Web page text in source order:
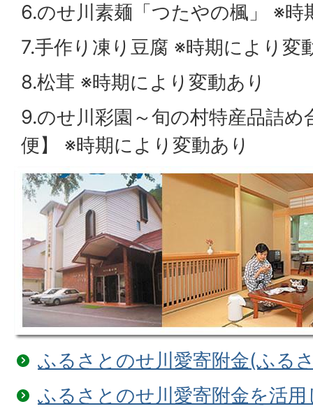
6.のせ川素麺「つたやの楓」 ※時
7.手作り凍り豆腐 ※時期により変
8.松茸 ※時期により変動あり
9.のせ川彩園～旬の村特産品詰
便】 ※時期により変動あり
ふるさとのせ川愛寄附金(ふる
ふるさとのせ川愛寄附金を活